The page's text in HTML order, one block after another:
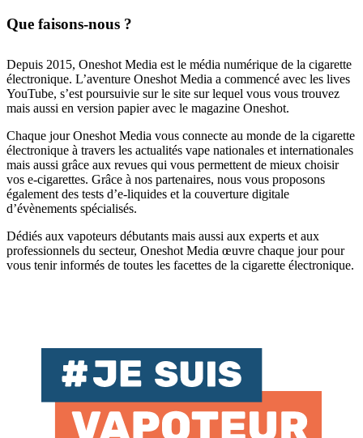
Que faisons-nous ?
Depuis 2015, Oneshot Media est le média numérique de la cigarette
électronique. L’aventure Oneshot Media a commencé avec les lives
YouTube, s’est poursuivie sur le site sur lequel vous vous trouvez
mais aussi en version papier avec le magazine Oneshot.
Chaque jour Oneshot Media vous connecte au monde de la cigarette
électronique à travers les actualités vape nationales et internationales
mais aussi grâce aux revues qui vous permettent de mieux choisir
vos e-cigarettes. Grâce à nos partenaires, nous vous proposons
également des tests d’e-liquides et la couverture digitale
d’évènements spécialisés.
Dédiés aux vapoteurs débutants mais aussi aux experts et aux
professionnels du secteur, Oneshot Media œuvre chaque jour pour
vous tenir informés de toutes les facettes de la cigarette électronique.